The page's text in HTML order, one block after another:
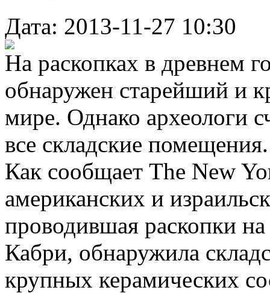
Дата: 2013-11-27 10:30
На раскопках в древнем
обнаружен старейший и
мире. Однако археологи
все складские помещения.
Как сообщает The New
американских и
проводившая раскопки
Кабри, обнаружила
крупных керамических